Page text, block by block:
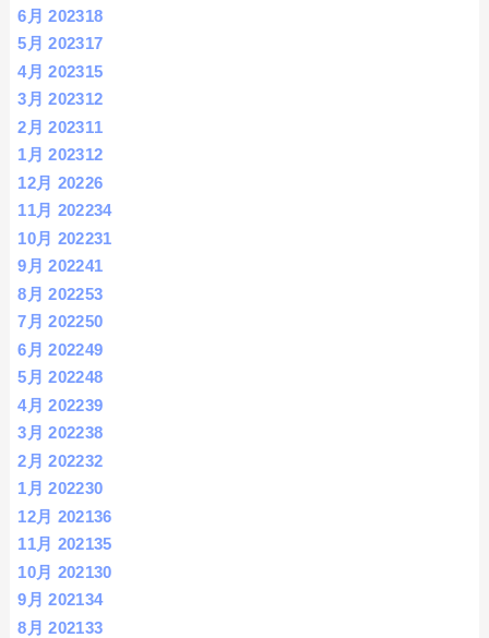
6月 202318
5月 202317
4月 202315
3月 202312
2月 202311
1月 202312
12月 20226
11月 202234
10月 202231
9月 202241
8月 202253
7月 202250
6月 202249
5月 202248
4月 202239
3月 202238
2月 202232
1月 202230
12月 202136
11月 202135
10月 202130
9月 202134
8月 202133